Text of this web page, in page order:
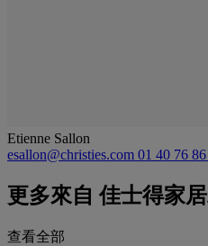
Etienne Sallon
esallon@christies.com 01 40 76
更多來自 佳士得家
查看全部